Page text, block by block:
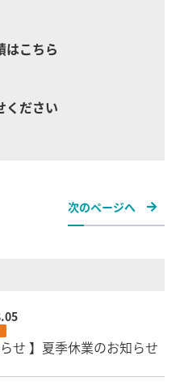
はこちら
ください
次のページへ
らせ 】夏季休業のお知らせ